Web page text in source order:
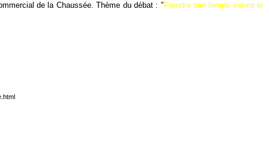
de la Chaussée. Thème du débat : " Prendre son temps est-ce le